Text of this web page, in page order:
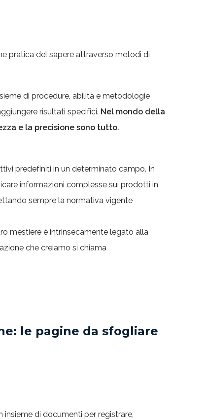
pratica del sapere attraverso metodi di
di procedure, abilità e metodologie
risultati specifici. Nel mondo della
e la precisione sono tutto.
predefiniti in un determinato campo. In
informazioni complesse sui prodotti in
sempre la normativa vigente
mestiere è intrinsecamente legato alla
che creiamo si chiama
le pagine da sfogliare
insieme di documenti per registrare,